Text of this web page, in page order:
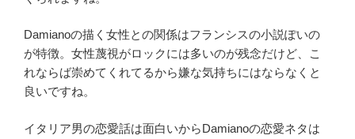
Damianoの描く女性との関係はフランシスの小説ぽいの
が特徴。女性蔑視がロックには多いのが残念だけど、こ
れならば崇めてくれてるから嫌な気持ちにはならなくと
良いですね。
イタリア男の恋愛話は面白いからDamianoの恋愛ネタは